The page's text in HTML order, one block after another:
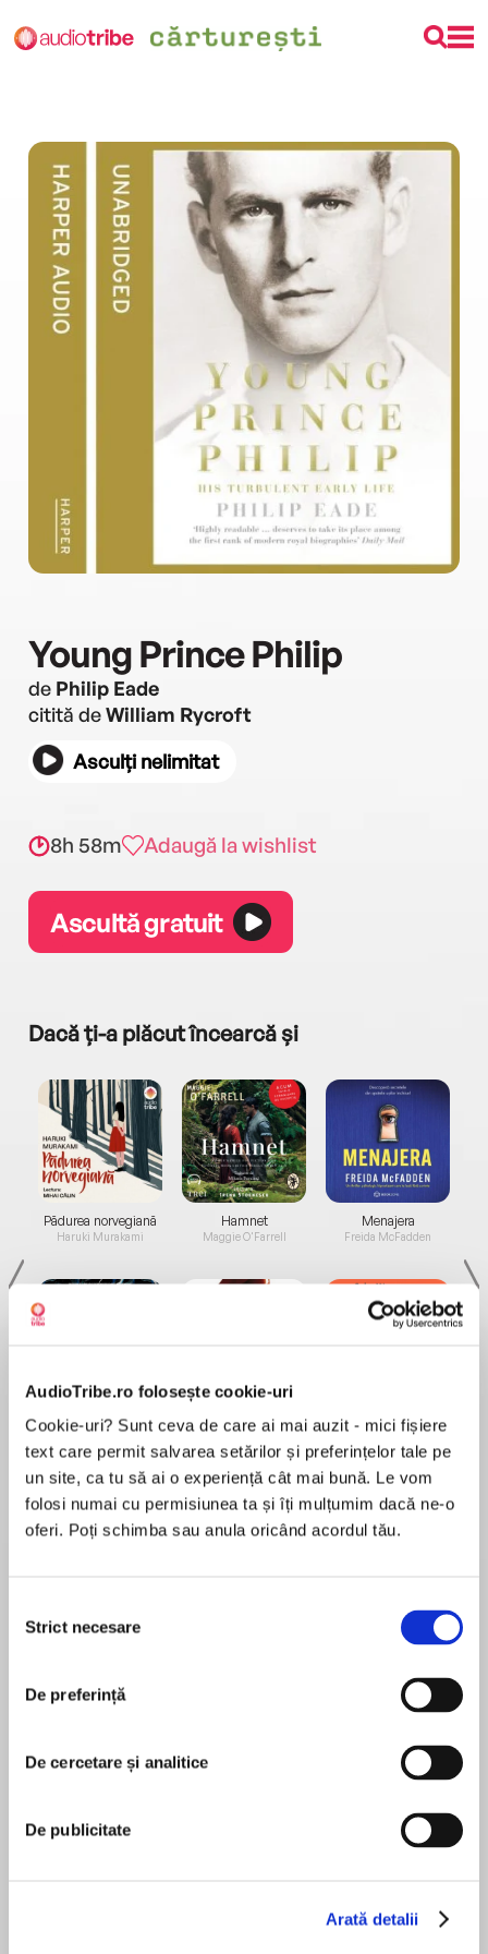
AudioTribe.ro folosește cookie-uri
Cookie-uri? Sunt ceva de care ai mai auzit - mici fișiere
text care permit salvarea setărilor și preferințelor tale pe
un site, ca tu să ai o experiență cât mai bună. Le vom
folosi numai cu permisiunea ta și îți mulțumim dacă ne-o
oferi. Poți schimba sau anula oricând acordul tău.
consimțământului
Strict necesare
De preferință
De cercetare și analitice
De publicitate
Arată detalii
Young Prince Philip
de Philip Eade
citită deWilliam Rycroft
Asculți nelimitat
8h 58m Adaugă la wishlist
Ascultă gratuit
Dacă ți-a plăcut încearcă și
Pădurea norvegiană
Haruki Murakami
Elita de Argint (Elita
de...
Hamnet
Maggie O'Farrell
Diavolul se îmbracă de
la...
Menajera
Freida McFadden
Migdală
Sohn Won-pyung
‘Highly readable … deserves to take its place
biographies’Daily Mail
'Sure footed and sparkling' Ferdinand Mount
‘The narrative is as suspenseful as any thriller.
Truly, an excellent read’ Lynn Barber, Sunday
Married for over seventy years to the most
În acest moment nu există recenzii
Philip Eade